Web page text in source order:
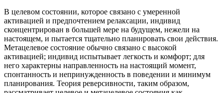
В целевом состоянии, которое связано с умеренной
активацией и предпочтением релаксации, индивид
сконцентрирован в большей мере на будущем, нежели на
настоящем, и пытается тщательно планировать свои действия.
Метацелевое состояние обычно связано с высокой
активацией; индивид испытывает легкость и комфорт; для
него характерны направленность на настоящий момент,
спонтанность и непринужденность в поведении и минимум
планирования. Теория реверсивности, таким образом,